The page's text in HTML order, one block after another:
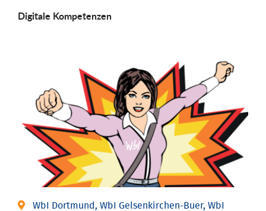
Digitale Kompetenzen
WbI Dortmund, WbI Gelsenkirchen-Buer, WbI